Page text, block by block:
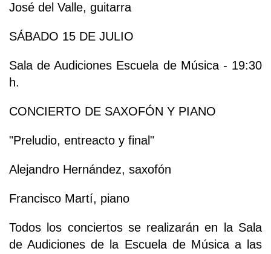
José del Valle, guitarra
SÁBADO 15 DE JULIO
Sala de Audiciones Escuela de Música - 19:30
h.
CONCIERTO DE SAXOFÓN Y PIANO
"Preludio, entreacto y final"
Alejandro Hernández, saxofón
Francisco Martí, piano
Todos los conciertos se realizarán en la Sala
de Audiciones de la Escuela de Música a las